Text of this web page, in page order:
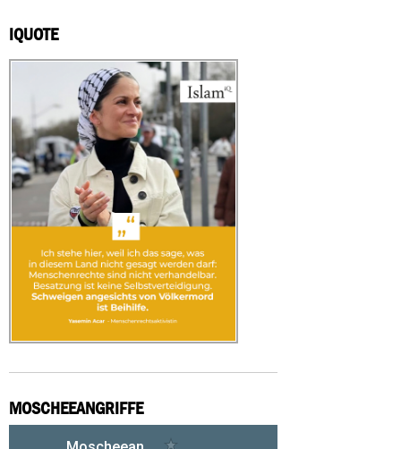
IQUOTE
MOSCHEEANGRIFFE